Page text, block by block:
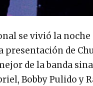
se vivió la noche
de
de la banda
Bobby Pulido y